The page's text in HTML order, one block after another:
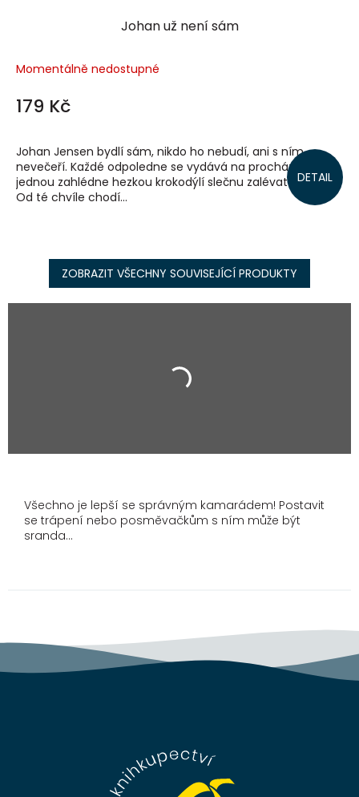
Johan už není sám
Momentálně nedostupné
179 Kč
DETAIL
Johan Jensen bydlí sám, nikdo ho nebudí, ani s ním
nevečeří. Každé odpoledne se vydává na procházku a
jednou zahlédne hezkou krokodýlí slečnu zalévat zahradu.
Od té chvíle chodí...
ZOBRAZIT VŠECHNY SOUVISEJÍCÍ PRODUKTY
Všechno je lepší se správným kamarádem! Postavit
se trápení nebo posměvačkům s ním může být
sranda...